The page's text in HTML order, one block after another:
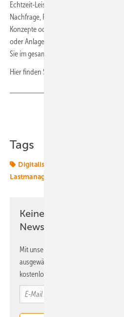
Echtzeit-Leistungsanalysen, das
Nachfrage, Fehlerbehebung in
Konzepte oder die Diagnose interner
oder Anlagenausfällen führen können.
Sie im gesamten Unternehmen
Hier finden Sie
Tags
Digitalisierung
Lastmanagement
Keine Zeit? Kein
Newsletter!
Mit unserem Newsletter erhalten Sie
ausgewählte Informationen und
kostenlos direkt ins Postfach.